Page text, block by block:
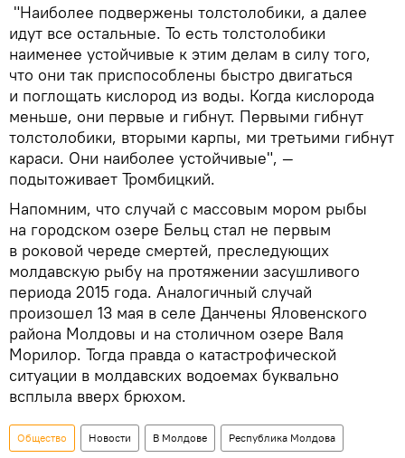
"Наиболее подвержены толстолобики, а далее
идут все остальные. То есть толстолобики
наименее устойчивые к этим делам в силу того,
что они так приспособлены быстро двигаться
и поглощать кислород из воды. Когда кислорода
меньше, они первые и гибнут. Первыми гибнут
толстолобики, вторыми карпы, ми третьими гибнут
караси. Они наиболее устойчивые", —
подытоживает Тромбицкий.
Напомним, что случай с массовым мором рыбы
на городском озере Бельц стал не первым
в роковой череде смертей, преследующих
молдавскую рыбу на протяжении засушливого
периода 2015 года. Аналогичный случай
произошел 13 мая в селе Данчены Яловенского
района Молдовы и на столичном озере Валя
Морилор. Тогда правда о катастрофической
ситуации в молдавских водоемах буквально
всплыла вверх брюхом.
Общество Новости В Молдове Республика Молдова